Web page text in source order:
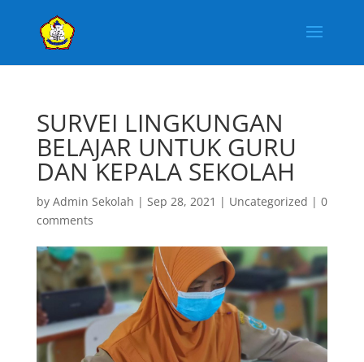
SURVEI LINGKUNGAN
BELAJAR UNTUK GURU
DAN KEPALA SEKOLAH
by Admin Sekolah | Sep 28, 2021 | Uncategorized | 0
comments